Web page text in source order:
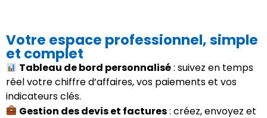
Votre espace professionnel, simple
et complet
Tableau de bord personnalisé: suivez en temps
réel votre chiffre d’affaires, vos paiements et vos
indicateurs clés.
Gestion des devis et factures: créez, envoyez et